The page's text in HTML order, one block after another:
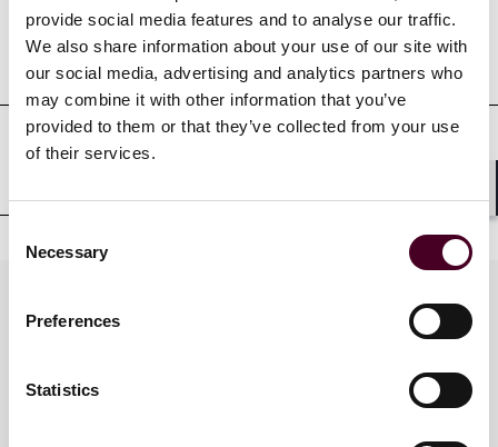
provide social media features and to analyse our traffic.
We also share information about your use of our site with
our social media, advertising and analytics partners who
may combine it with other information that you’ve
provided to them or that they’ve collected from your use
of their services.
Selection
Necessary
Preferences
Statistics
Gerichtszulassungen
Practices
Industries